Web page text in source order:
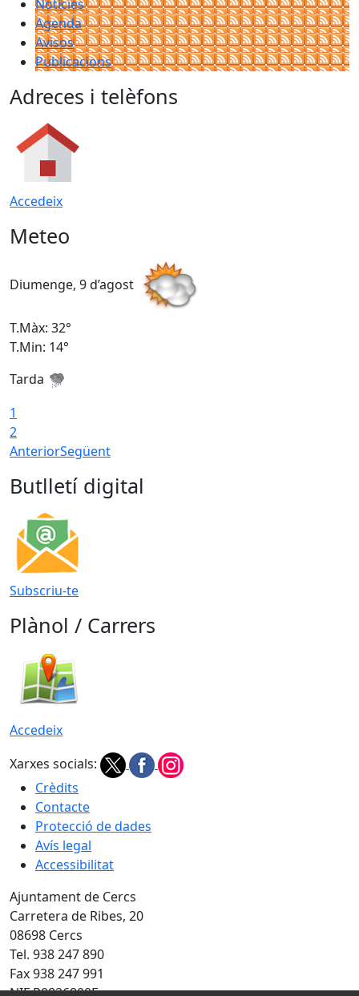
Notícies
Agenda
Avisos
Publicacions
Adreces i telèfons
Accedeix
Meteo
Diumenge, 9 d’agost
T.Màx: 32°
T.Min: 14°
Tarda
1
2
AnteriorSegüent
Butlletí digital
Subscriu-te
Plànol / Carrers
Accedeix
Xarxes socials:
Crèdits
Contacte
Protecció de dades
Avís legal
Accessibilitat
Ajuntament de Cercs
Carretera de Ribes, 20
08698 Cercs
Tel. 938 247 890
Fax 938 247 991